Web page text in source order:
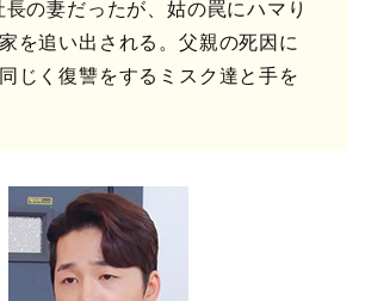
の妻だったが、姑の罠にハマり
を追い出される。父親の死因に
じく復讐をするミスク達と手を